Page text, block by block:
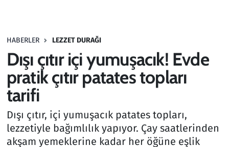
HABERLER LEZZET DURAĞI
Dışı çıtır içi yumuşacık! Evde
pratik çıtır patates topları
tarifi
Dışı çıtır, içi yumuşacık patates topları,
lezzetiyle bağımlılık yapıyor. Çay saatlerinden
akşam yemeklerine kadar her öğüne eşlik
Haber
Kültür Sanat
Kurumsal Haberler
Lezzet Durağı